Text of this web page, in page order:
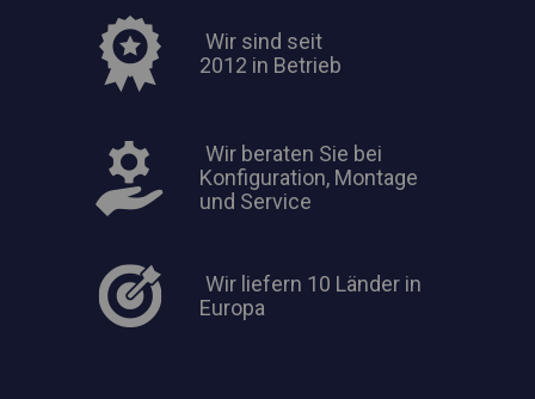
Wir sind seit
2012 in Betrieb
Wir beraten Sie bei
Konfiguration, Montage
und Service
Wir liefern 10 Länder in
Europa